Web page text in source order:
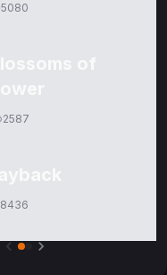
5080
2587
8436